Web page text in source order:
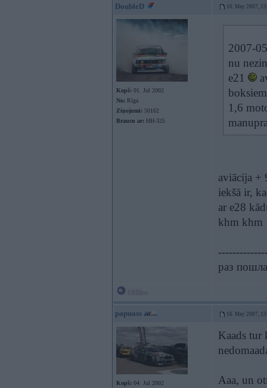
DoubleD 16. May 2007,
Kopš: 01. Jul 2002
No: Rīga
Ziņojumi: 50162
Braucu ar: HH-325
2007-
nu
e21
1,6
aviācija +
iekšā ir,
ar e28
khm khm
раз
papuass 16. May 2007,
Kopš: 04. Jul 2002
Kaads
Aaa, un